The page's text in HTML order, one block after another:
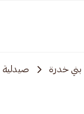
بني خدرة صيدلية